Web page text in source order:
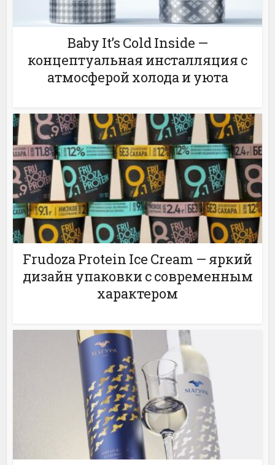
Baby It’s Cold Inside —
концептуальная инсталляция с
атмосферой холода и уюта
Frudoza Protein Ice Cream — яркий
дизайн упаковки с современным
характером